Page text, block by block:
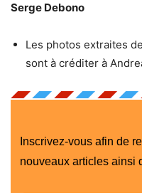
Serge Debono
Les photos extraites
sont à créditer à
Inscrivez-vous afin de
nouveaux articles ainsi